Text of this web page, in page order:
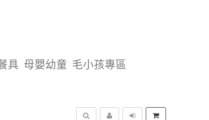
具 母嬰幼童 毛小孩專區
搜尋